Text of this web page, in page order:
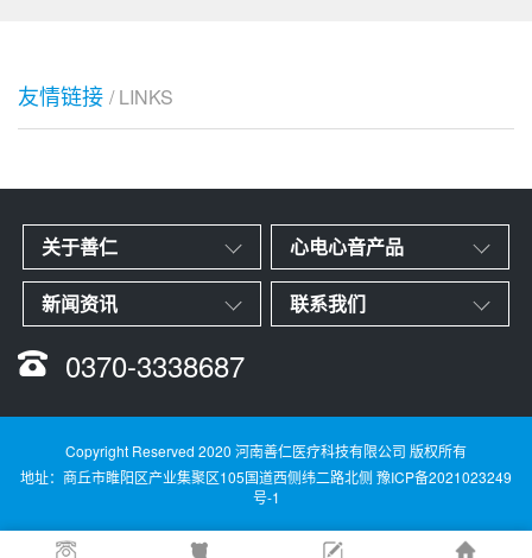
友情链接 / LINKS
关于善仁 心电心音产品
新闻资讯 联系我们
0370-3338687
Copyright Reserved 2020 河南善仁医疗科技有限公司 版权所有
地址：商丘市睢阳区产业集聚区105国道西侧纬二路北侧 豫ICP备2021023249
号-1